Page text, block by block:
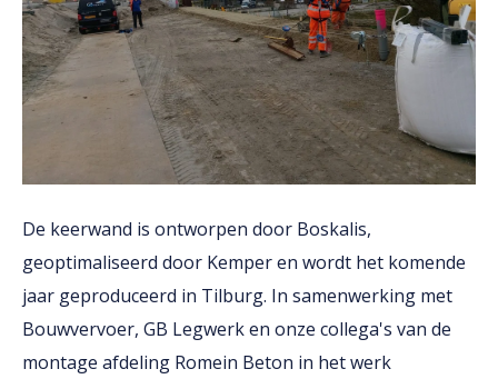
De keerwand is ontworpen door Boskalis,
geoptimaliseerd door Kemper en wordt het komende
jaar geproduceerd in Tilburg. In samenwerking met
Bouwvervoer, GB Legwerk en onze collega's van de
montage afdeling Romein Beton in het werk